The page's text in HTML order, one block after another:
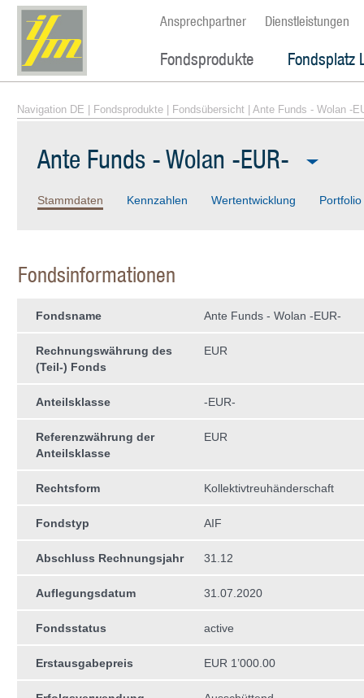
Ansprechpartner Dienstleistungen
Fondsprodukte Fondsplatz
Navigation DE Fondsprodukte Fondsübersicht | Ante Funds - Wolan -
Ante Funds - Wolan -EUR-
Stammdaten Kennzahlen Wertentwicklung Portfolio
Fondsinformationen
Fondsname Ante Funds - Wolan -EUR-
Rechnungswährung des
(Teil-) Fonds
EUR
Anteilsklasse -EUR-
Referenzwährung der
Anteilsklasse
EUR
Rechtsform Kollektivtreuhän­derschaft
Fondstyp AIF
Abschluss Rechnungsjahr 31.12
Auflegungsdatum 31.07.2020
Fondsstatus active
Erstausgabepreis EUR 1’000.00